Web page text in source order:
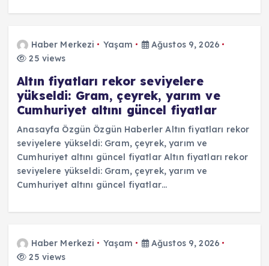
Haber Merkezi Yaşam
Ağustos 9, 2026
25 views
Altın fiyatları rekor seviyelere
yükseldi: Gram, çeyrek, yarım ve
Cumhuriyet altını güncel fiyatlar
Anasayfa Özgün Özgün Haberler Altın fiyatları rekor
seviyelere yükseldi: Gram, çeyrek, yarım ve
Cumhuriyet altını güncel fiyatlar Altın fiyatları rekor
seviyelere yükseldi: Gram, çeyrek, yarım ve
Cumhuriyet altını güncel fiyatlar…
Haber Merkezi Yaşam
Ağustos 9, 2026
25 views